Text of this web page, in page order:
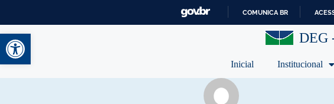
Abrir a barra de ferramentas
COMUNICA BR
DEG
Inicial Institucional